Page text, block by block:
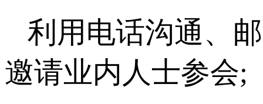
利用电话沟通、
邀请业内人士参会;